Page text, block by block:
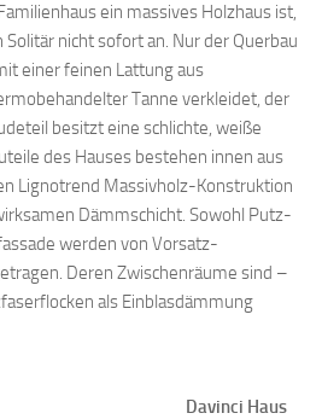
ein massives Holzhaus ist,
nicht sofort an. Nur der Querbau
einer feinen Lattung aus
Tanne verkleidet, der
besitzt eine schlichte, weiße
des Hauses bestehen innen aus
Lignotrend Massivholz-Konstruktion
Dämmschicht. Sowohl Putz-
werden von Vorsatz-
Deren Zwischenräume sind –
als Einblasdämmung
Davinci Haus